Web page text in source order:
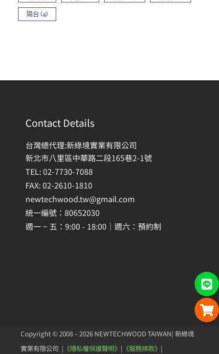
陽台 (4)
Contact Details
台灣總代理:新綠境實業有限公司
新北市八里區中華路二段165巷2-1號
TEL: 02-7730-7088
FAX: 02-2610-1810
newtechwood.tw@gmail.com
統一編號：80652030
週一 ~ 五：9:00 - 18:00｜週六：預約制
Copyright © 2008 – 2026 NEWTECHWOOD TAIWAN| 新綠境
實業有限公司 | 《隱私權保護聲明》 | 《服務條款》 |